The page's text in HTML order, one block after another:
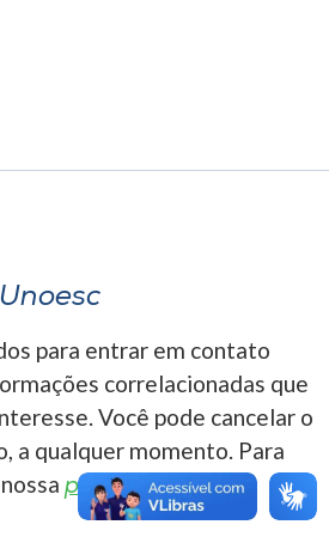
para entrar em contato
correlacionadas que
Você pode cancelar o
a qualquer momento. Para
política de